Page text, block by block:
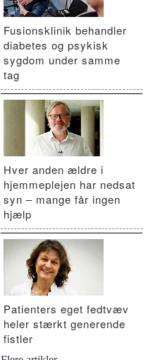
Fusionsklinik behandler
diabetes og psykisk
sygdom under samme
tag
Hver anden ældre i
hjemmeplejen har nedsat
syn – mange får ingen
hjælp
Patienters eget fedtvæv
heler stærkt generende
fistler